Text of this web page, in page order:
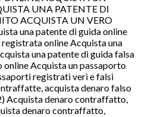
UNA PATENTE DI
ACQUISTA UN VERO
una patente di guida online
online Acquista una
una patente di guida falsa
Acquista un passaporto
registrati veri e falsi
acquista denaro falso
Acquista denaro contraffatto,
denaro contraffatto,